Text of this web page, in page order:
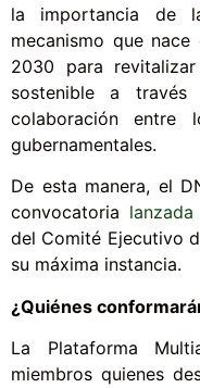
la importancia de
mecanismo que
2030 para
sostenible a través
colaboración
gubernamentales.
De esta manera, el
convocatoria
del Comité Ejecutivo
su máxima instancia.
¿Quiénes
La Plataforma
miembros quienes